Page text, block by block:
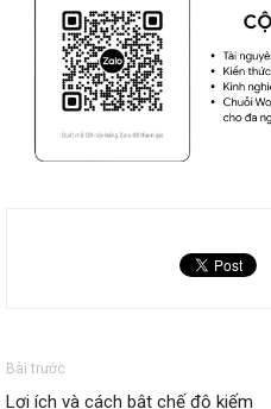
Bài trước
Lợi ích và cách bật chế độ kiếm